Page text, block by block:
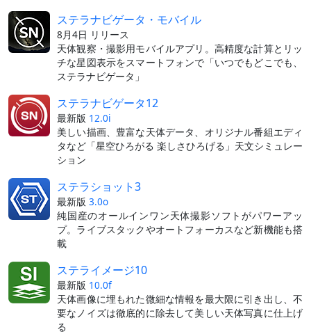
ステラナビゲータ・モバイル
8月4日 リリース
天体観察・撮影用モバイルアプリ。高精度な計算とリッ
チな星図表示をスマートフォンで「いつでもどこでも、
ステラナビゲータ」
ステラナビゲータ12
最新版 12.0i
美しい描画、豊富な天体データ、オリジナル番組エディ
タなど「星空ひろがる 楽しさひろげる」天文シミュレー
ション
ステラショット3
最新版 3.0o
純国産のオールインワン天体撮影ソフトがパワーアッ
プ。ライブスタックやオートフォーカスなど新機能も搭
載
ステライメージ10
最新版 10.0f
天体画像に埋もれた微細な情報を最大限に引き出し、不
要なノイズは徹底的に除去して美しい天体写真に仕上げ
る